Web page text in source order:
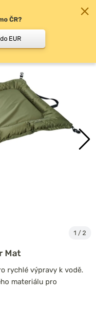
1 / 2
Mat
rychlé výpravy k vodě.
materiálu pro
ČR?
EUR